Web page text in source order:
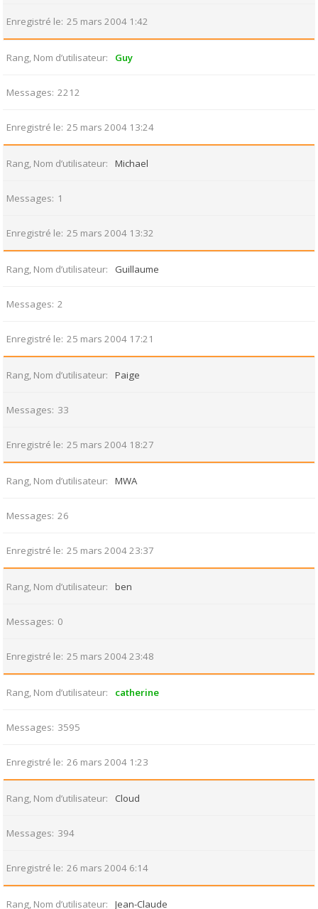
Enregistré le 25 mars 2004 1:42
Rang, Nom d’utilisateur Guy
Messages 2212
Enregistré le 25 mars 2004 13:24
Rang, Nom d’utilisateur Michael
Messages 1
Enregistré le 25 mars 2004 13:32
Rang, Nom d’utilisateur Guillaume
Messages 2
Enregistré le 25 mars 2004 17:21
Rang, Nom d’utilisateur Paige
Messages 33
Enregistré le 25 mars 2004 18:27
Rang, Nom d’utilisateur MWA
Messages 26
Enregistré le 25 mars 2004 23:37
Rang, Nom d’utilisateur ben
Messages 0
Enregistré le 25 mars 2004 23:48
Rang, Nom d’utilisateur catherine
Messages 3595
Enregistré le 26 mars 2004 1:23
Rang, Nom d’utilisateur Cloud
Messages 394
Enregistré le 26 mars 2004 6:14
Rang, Nom d’utilisateur Jean-Claude